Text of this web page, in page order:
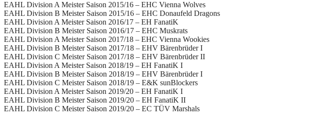
EAHL Division A Meister Saison 2015/16 – EHC Vienna Wolves
EAHL Division B Meister Saison 2015/16 – EHC Donaufeld Dragons
EAHL Division A Meister Saison 2016/17 – EH FanatiK
EAHL Division B Meister Saison 2016/17 – EHC Muskrats
EAHL Division A Meister Saison 2017/18 – EHC Vienna Wookies
EAHL Division B Meister Saison 2017/18 – EHV Bärenbrüder I
EAHL Division C Meister Saison 2017/18 – EHV Bärenbrüder II
EAHL Division A Meister Saison 2018/19 – EH FanatiK I
EAHL Division B Meister Saison 2018/19 – EHV Bärenbrüder I
EAHL Division C Meister Saison 2018/19 – E&K sunBlockers
EAHL Division A Meister Saison 2019/20 – EH FanatiK I
EAHL Division B Meister Saison 2019/20 – EH FanatiK II
EAHL Division C Meister Saison 2019/20 – EC TÜV Marshals